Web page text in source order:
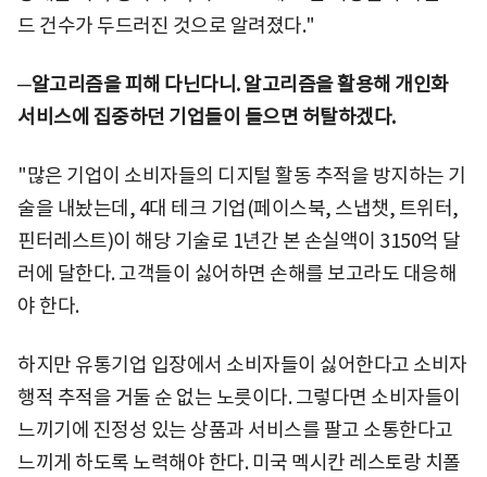
드 건수가 두드러진 것으로 알려졌다."
─알고리즘을 피해 다닌다니. 알고리즘을 활용해 개인화
서비스에 집중하던 기업들이 들으면 허탈하겠다.
"많은 기업이 소비자들의 디지털 활동 추적을 방지하는 기
술을 내놨는데, 4대 테크 기업(페이스북, 스냅챗, 트위터,
핀터레스트)이 해당 기술로 1년간 본 손실액이 3150억 달
러에 달한다. 고객들이 싫어하면 손해를 보고라도 대응해
야 한다.
하지만 유통기업 입장에서 소비자들이 싫어한다고 소비자
행적 추적을 거둘 순 없는 노릇이다. 그렇다면 소비자들이
느끼기에 진정성 있는 상품과 서비스를 팔고 소통한다고
느끼게 하도록 노력해야 한다. 미국 멕시칸 레스토랑 치폴